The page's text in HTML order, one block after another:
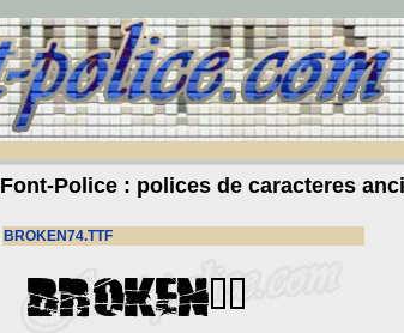
Font-Police : polices de caracteres
BROKEN74.TTF